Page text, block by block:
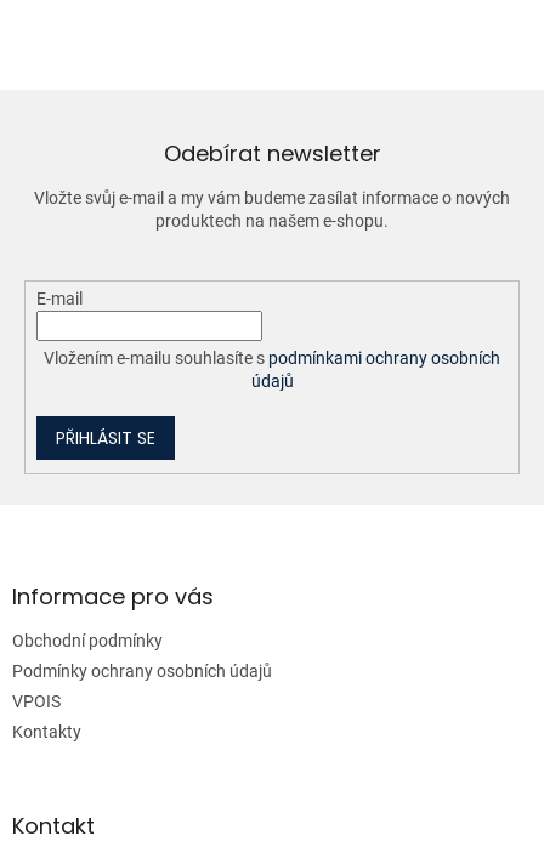
v
k
y
v
ý
i
Odebírat newsletter
Vložte svůj e-mail a my vám budeme zasílat informace o nových
produktech na našem e-shopu.
E-mail
Vložením e-mailu souhlasíte s podmínkami ochrany osobních
údajů
PŘIHLÁSIT SE
aInformace pro vás
Obchodní podmínky
Podmínky ochrany osobních údajů
VPOIS
Kontakty
Kontakt